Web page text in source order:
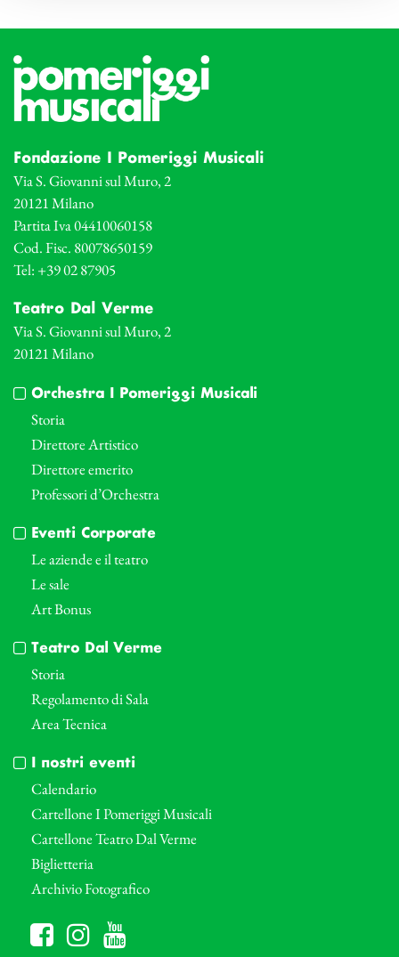
Fondazione I Pomeriggi Musicali
Via S. Giovanni sul Muro, 2
20121 Milano
Partita Iva 04410060158
Cod. Fisc. 80078650159
Tel: +39 02 87905
Teatro Dal Verme
Via S. Giovanni sul Muro, 2
20121 Milano
Orchestra I Pomeriggi Musicali
Storia
Direttore Artistico
Direttore emerito
Professori d’Orchestra
Eventi Corporate
Le aziende e il teatro
Le sale
Art Bonus
Teatro Dal Verme
Storia
Regolamento di Sala
Area Tecnica
I nostri eventi
Calendario
Cartellone I Pomeriggi Musicali
Cartellone Teatro Dal Verme
Biglietteria
Archivio Fotografico